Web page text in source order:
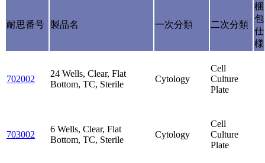
耐思番号 製品名 一次分類 二次分類
梱
包
仕
様
702002
24 Wells, Clear, Flat
Bottom, TC, Sterile
Cytology
Cell
Culture
Plate
703002
6 Wells, Clear, Flat
Bottom, TC, Sterile
Cytology
Cell
Culture
Plate